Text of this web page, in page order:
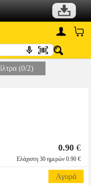
(0/2)
0.90 €
Ελάχιστη 30 ημερών 0.90 €
Αγορά